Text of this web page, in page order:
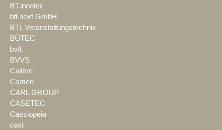
BT.innotec
btl next GmbH
BTL Veranstaltungstechnik
BÜTEC
bvft
BVVS
Calibre
Cameo
CARL GROUP
CASETEC
Cassiopeia
cast